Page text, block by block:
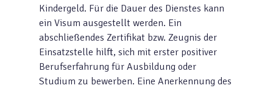
Kindergeld. Für die Dauer des Dienstes kann
ein Visum ausgestellt werden. Ein
abschließendes Zertifikat bzw. Zeugnis der
Einsatzstelle hilft, sich mit erster positiver
Berufserfahrung für Ausbildung oder
Studium zu bewerben. Eine Anerkennung des